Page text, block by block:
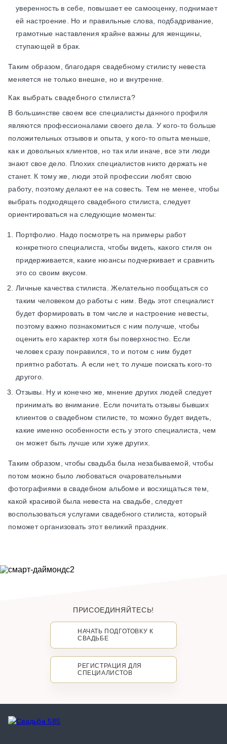
уверенность в себе, повышает ее самооценку, поднимает
ей настроение. Но и правильные слова, подбадривание,
грамотные наставления крайне важны для женщины,
ступающей в брак.
Таким образом, благодаря свадебному стилисту невеста
меняется не только внешне, но и внутренне.
Как выбрать свадебного стилиста?
В большинстве своем все специалисты данного профиля
являются профессионалами своего дела. У кого-то больше
положительных отзывов и опыта, у кого-то опыта меньше,
как и довольных клиентов, но так или иначе, все эти люди
знают свое дело. Плохих специалистов никто держать не
станет. К тому же, люди этой профессии любят свою
работу, поэтому делают ее на совесть. Тем не менее, чтобы
выбрать подходящего свадебного стилиста, следует
ориентироваться на следующие моменты:
Портфолио. Надо посмотреть на примеры работ
конкретного специалиста, чтобы видеть, какого стиля он
придерживается, какие нюансы подчеркивает и сравнить
это со своим вкусом.
Личные качества стилиста. Желательно пообщаться со
таким человеком до работы с ним. Ведь этот специалист
будет формировать в том числе и настроение невесты,
поэтому важно познакомиться с ним получше, чтобы
оценить его характер хотя бы поверхностно. Если
человек сразу понравился, то и потом с ним будет
приятно работать. А если нет, то лучше поискать кого-то
другого.
Отзывы. Ну и конечно же, мнение других людей следует
принимать во внимание. Если почитать отзывы бывших
клиентов о свадебном стилисте, то можно будет видеть,
какие именно особенности есть у этого специалиста, чем
он может быть лучше или хуже других.
Таким образом, чтобы свадьба была незабываемой, чтобы
потом можно было любоваться очаровательными
фотографиями в свадебном альбоме и восхищаться тем,
какой красивой была невеста на свадьбе, следует
воспользоваться услугами свадебного стилиста, который
поможет организовать этот великий праздник.
ПРИСОЕДИНЯЙТЕСЬ!
НАЧАТЬ ПОДГОТОВКУ К
СВАДЬБЕ
РЕГИСТРАЦИЯ ДЛЯ
СПЕЦИАЛИСТОВ